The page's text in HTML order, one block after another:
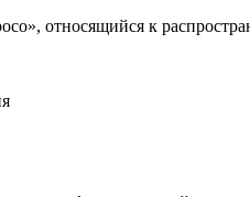
относящийся к